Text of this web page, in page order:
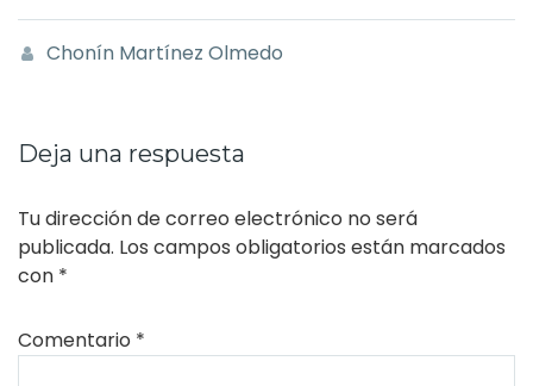
Chonín Martínez Olmedo
Deja una respuesta
Tu dirección de correo electrónico no será
publicada. Los campos obligatorios están marcados
con *
Comentario *